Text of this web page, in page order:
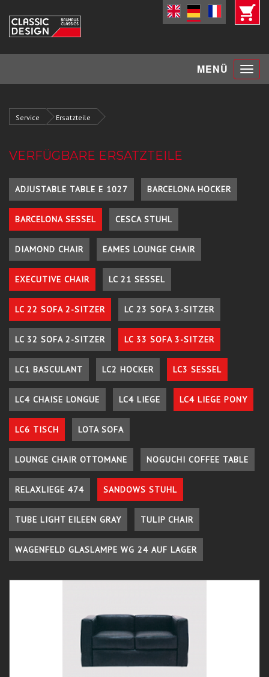
MENÜ Toggle
Service Ersatzteile
VERFÜGBARE ERSATZTEILE
ADJUSTABLE TABLE E 1027 BARCELONA HOCKER
BARCELONA SESSEL CESCA STUHL
DIAMOND CHAIR EAMES LOUNGE CHAIR
EXECUTIVE CHAIR LC 21 SESSEL
LC 22 SOFA 2-SITZER LC 23 SOFA 3-SITZER
LC 32 SOFA 2-SITZER LC 33 SOFA 3-SITZER
LC1 BASCULANT LC2 HOCKER LC3 SESSEL
LC4 CHAISE LONGUE LC4 LIEGE LC4 LIEGE PONY
LC6 TISCH LOTA SOFA
LOUNGE CHAIR OTTOMANE NOGUCHI COFFEE TABLE
RELAXLIEGE 474 SANDOWS STUHL
TUBE LIGHT EILEEN GRAY TULIP CHAIR
WAGENFELD GLASLAMPE WG 24 AUF LAGER